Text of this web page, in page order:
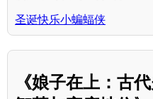
圣诞快乐小蝙蝠侠
《娘子在上：古